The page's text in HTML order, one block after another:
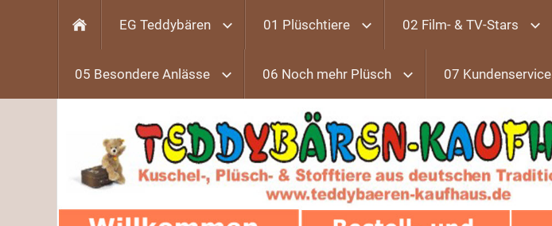
EG Teddybären 01 Plüschtiere 02 Film- & TV-Stars
05 Besondere Anlässe 06 Noch mehr Plüsch 07 Kundenservice